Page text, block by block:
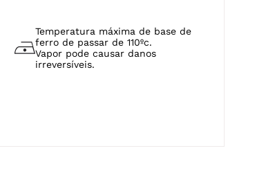
Temperatura máxima de base de
ferro de passar de 110ºc.
Vapor pode causar danos
irreversíveis.